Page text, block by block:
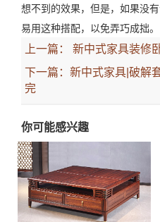
想不到的效果，但是，如果没
易用这种搭配，以免弄巧成拙。
上一篇： 新中式家具装修
下一篇：
新中式家具|破解
完
你可能感兴趣